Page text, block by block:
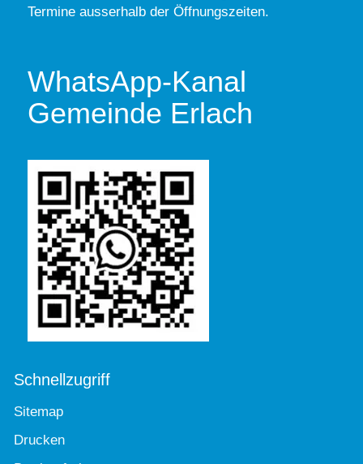
Termine ausserhalb der Öffnungszeiten.
WhatsApp-Kanal
Gemeinde Erlach
Schnellzugriff
Sitemap
Drucken